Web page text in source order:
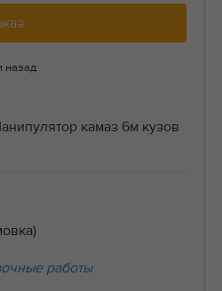
назад
камаз 6м кузов
работы